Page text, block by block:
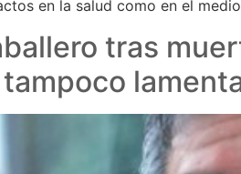
en la salud como en el
tras